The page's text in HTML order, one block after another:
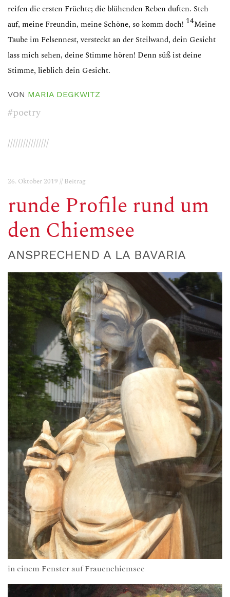
reifen die ersten Früchte; die blühenden Reben duften. Steh
auf, meine Freundin, meine Schöne, so komm doch! 14Meine
Taube im Felsennest, versteckt an der Steilwand, dein Gesicht
lass mich sehen, deine Stimme hören! Denn süß ist deine
Stimme, lieblich dein Gesicht.
VON MARIA DEGKWITZ
#poetry
////////////////
26. Oktober 2019 // Beitrag
runde Profile rund um
den Chiemsee
ANSPRECHEND A LA BAVARIA
in einem Fenster auf Frauenchiemsee